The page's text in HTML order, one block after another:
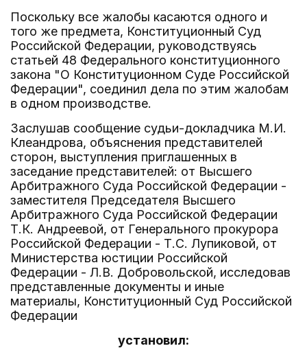
Поскольку все жалобы касаются одного и
того же предмета, Конституционный Суд
Российской Федерации, руководствуясь
статьей 48 Федерального конституционного
закона "О Конституционном Суде Российской
Федерации", соединил дела по этим жалобам
в одном производстве.
Заслушав сообщение судьи-докладчика М.И.
Клеандрова, объяснения представителей
сторон, выступления приглашенных в
заседание представителей: от Высшего
Арбитражного Суда Российской Федерации -
заместителя Председателя Высшего
Арбитражного Суда Российской Федерации
Т.К. Андреевой, от Генерального прокурора
Российской Федерации - Т.С. Лупиковой, от
Министерства юстиции Российской
Федерации - Л.В. Добровольской, исследовав
представленные документы и иные
материалы, Конституционный Суд Российской
Федерации
установил: